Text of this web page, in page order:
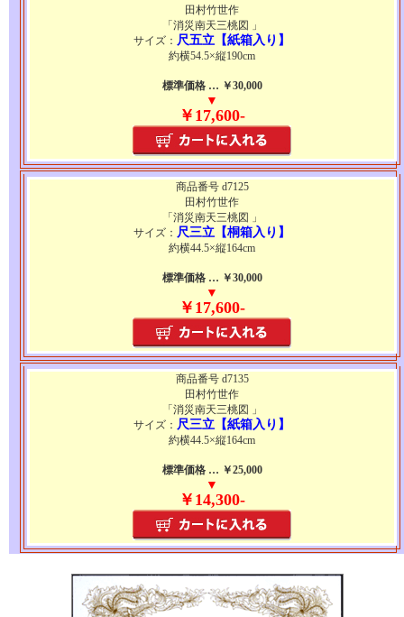
田村竹世作
「消災南天三桃図 」
サイズ： 尺五立【紙箱入り】
約横54.5×縦190cm
標準価格 … ￥30,000
▼
￥17,600-
商品番号 d7125
田村竹世作
「消災南天三桃図 」
サイズ： 尺三立【桐箱入り】
約横44.5×縦164cm
標準価格 … ￥30,000
▼
￥17,600-
商品番号 d7135
田村竹世作
「消災南天三桃図 」
サイズ： 尺三立【紙箱入り】
約横44.5×縦164cm
標準価格 … ￥25,000
▼
￥14,300-